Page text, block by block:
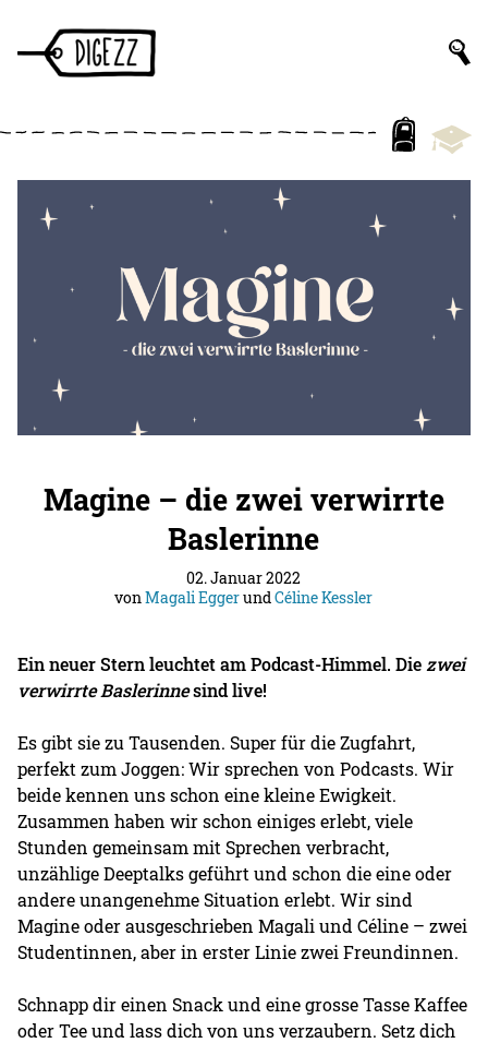
Magine – die zwei verwirrte
Baslerinne
02. Januar 2022
vonMagali EggerundCéline Kessler
Ein neuer Stern leuchtet am Podcast-Himmel. Die zwei
verwirrte Baslerinnesind live!
Es gibt sie zu Tausenden. Super für die Zugfahrt,
perfekt zum Joggen: Wir sprechen von Podcasts. Wir
beide kennen uns schon eine kleine Ewigkeit.
Zusammen haben wir schon einiges erlebt, viele
Stunden gemeinsam mit Sprechen verbracht,
unzählige Deeptalks geführt und schon die eine oder
andere unangenehme Situation erlebt. Wir sind
Magine oder ausgeschrieben Magali und Céline – zwei
Studentinnen, aber in erster Linie zwei Freundinnen.
Schnapp dir einen Snack und eine grosse Tasse Kaffee
oder Tee und lass dich von uns verzaubern. Setz dich